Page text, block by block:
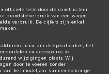
officiële tests door de constructeur
brandstofverbruik van een wagen
verbruik. De cijfers zijn enkel
naar om de specificaties, het
en accessoires te
wijzigingen plaats. Wij
door te voeren zonder
het modeljaar kunnen sommige